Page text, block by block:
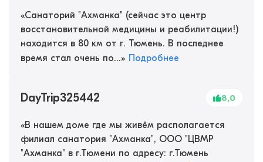
«Санаторий "Ахманка" (сейчас это центр
восстановительной медицины и реабилитации!)
находится в 80 км от г. Тюмень. В последнее
время стал очень по...» Подробнее
DayTrip325442 8,0
«В нашем доме где мы живём располагается
филиал санатория "Ахманка", ООО "ЦВМР
"Ахманка" в г.Тюмени по адресу: г.Тюмень